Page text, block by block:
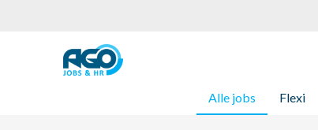
Alle jobs Flexi
Werknemers